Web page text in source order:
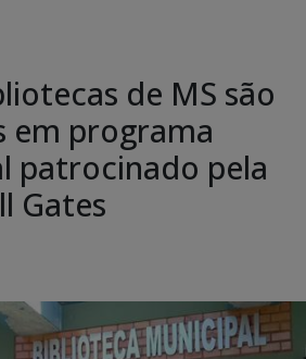
de MS são
em programa
patrocinado pela
Gates